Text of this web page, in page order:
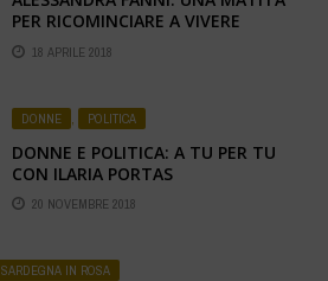
PER RICOMINCIARE A VIVERE
18 APRILE 2018
DONNE , POLITICA
DONNE E POLITICA: A TU PER TU
CON ILARIA PORTAS
20 NOVEMBRE 2018
SARDEGNA IN ROSA